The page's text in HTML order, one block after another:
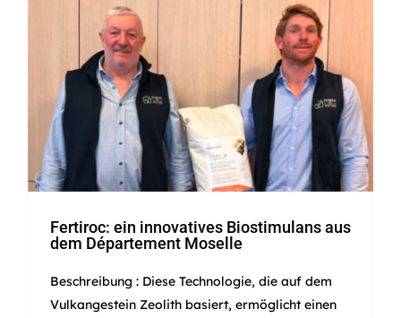
Fertiroc: ein innovatives
Biostimulans aus dem
Département Moselle
Fertiroc: ein innovatives Biostimulans aus
dem Département Moselle
Beschreibung : Diese Technologie, die auf dem
Vulkangestein Zeolith basiert, ermöglicht einen